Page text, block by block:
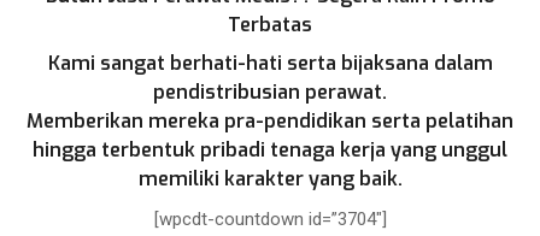
Terbatas
Kami sangat berhati-hati serta bijaksana dalam
pendistribusian perawat.
Memberikan mereka pra-pendidikan serta pelatihan
hingga terbentuk pribadi tenaga kerja yang unggul
memiliki karakter yang baik.
[wpcdt-countdown id=”3704″]